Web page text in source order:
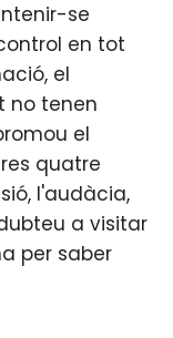
se
en tot
el
no tenen
el
quatre
l'audàcia,
a visitar
per saber